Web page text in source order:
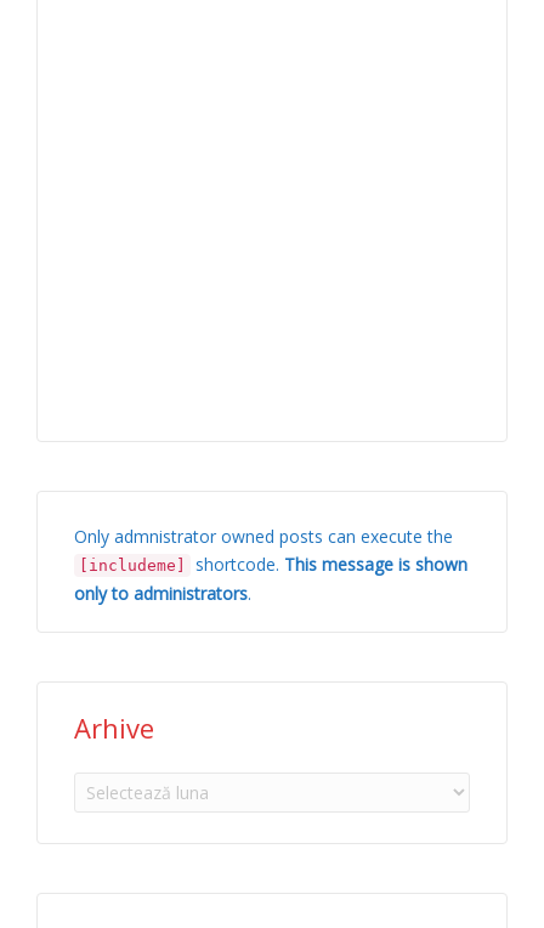
Only admnistrator owned posts can execute the
[includeme] shortcode. This message is shown
only to administrators.
Arhive
Arhive